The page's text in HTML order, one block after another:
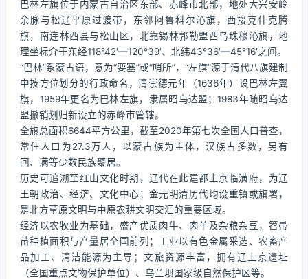
巴林左旗位于内蒙古自治区东部、赤峰市北部，地处大兴安岭
余脉与松辽平原过渡带，东邻阿鲁科尔沁旗，西接克什克腾
旗，南连林西县与松山区，北靠锡林郭勒盟西乌珠穆沁旗，地
理坐标介于东经118°42′—120°39′、北纬43°36′—45°16′之间。
“巴林”系蒙古语，意为“要塞”或“哨所”，“左旗”源于清代八旗建制
中按方位划分的行政命名，清崇德元年（1636年）设巴林左翼
旗，1959年更名为巴林左旗，隶属昭乌达盟；1983年随昭乌达
盟撤销划归新设立的赤峰市管辖。
全旗总面积6644平方公里，截至2020年第七次全国人口普查，
常住人口为27.3万人，以蒙古族为主体，汉族占多数，另有
回、满等少数民族聚居。
历史可追溯至红山文化时期，辽代在此建都上京临潢府，为辽
王朝政治、经济、文化中心；金元明清历代均设重镇或旗署，
是北方草原文明与中原农耕文明交汇的重要区域。
经济以农牧业为基础，盛产优质肉牛、肉羊及杂粮杂豆，笤帚
苗种植面积与产量居全国前列；工业以有色金属采选、农畜产
品加工、清洁能源为主导；文旅资源丰富，拥有辽上京遗址
（全国重点文物保护单位）、乌兰坝国家级自然保护区等。